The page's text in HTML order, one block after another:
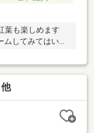
葉も楽しめます
してみてはいか